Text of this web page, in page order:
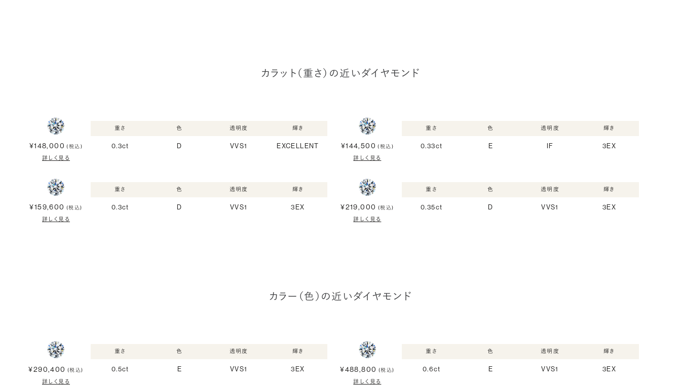
カラット（重さ）の近いダイヤモンド
¥148,000 (税込)
詳しく見る
重さ
0.3ct
色
D
透明度
VVS1
輝き
EXCELLENT ¥144,500 (税込)
詳しく見る
重さ
0.33ct
色
E
透明度
IF
輝き
3EX
¥159,600 (税込)
詳しく見る
重さ
0.3ct
色
D
透明度
VVS1
輝き
3EX ¥219,000 (税込)
詳しく見る
重さ
0.35ct
色
D
透明度
VVS1
輝き
3EX
カラー（色）の近いダイヤモンド
¥290,400 (税込)
詳しく見る
重さ
0.5ct
色
E
透明度
VVS1
輝き
3EX ¥488,800 (税込)
詳しく見る
重さ
0.6ct
色
E
透明度
VVS1
輝き
3EX